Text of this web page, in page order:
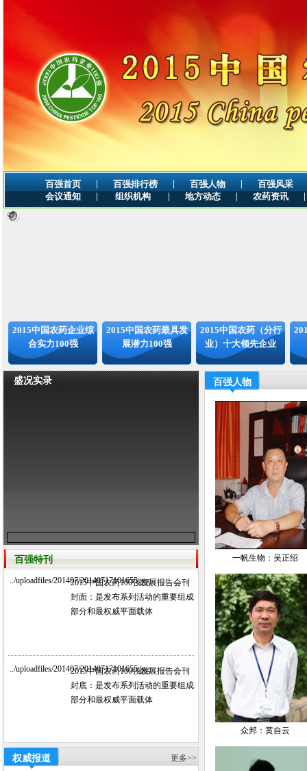
百强首页 | 百强排行榜 | 百强人物 |
百强风采
会议通知
| 组织机构 | 地方动态 | 农药资讯 |
2015中国农药企业综
合实力100强
2015中国农药最具发
展潜力100强
2015中国农药（分行
业）十大领先企业
盛况实录
百强特刊
../uploadfiles/201407/20140717101655.jpg
2015中国农药100强发展报告会刊
封面：是发布系列活动的重要组成
部分和最权威平面载体
../uploadfiles/201407/20140717101655.jpg
2015中国农药100强发展报告会刊
封底：是发布系列活动的重要组成
部分和最权威平面载体
权威报道 更多>>
百强人物
一帆生物：吴正绍
众邦：黄自云